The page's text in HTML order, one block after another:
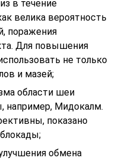
в течение
велика вероятность
поражения
Для повышения
не только
и мазей;
области шеи
например, Мидокалм.
показано
обмена